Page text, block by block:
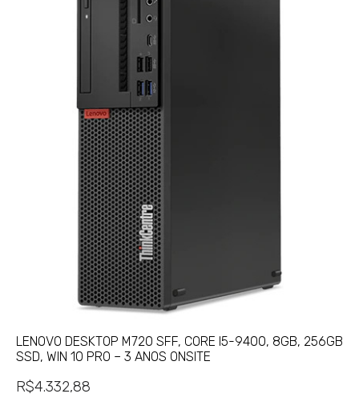
LENOVO DESKTOP M720 SFF, CORE I5-9400, 8GB, 256GB
SSD, WIN 10 PRO – 3 ANOS ONSITE
R$4.332,88